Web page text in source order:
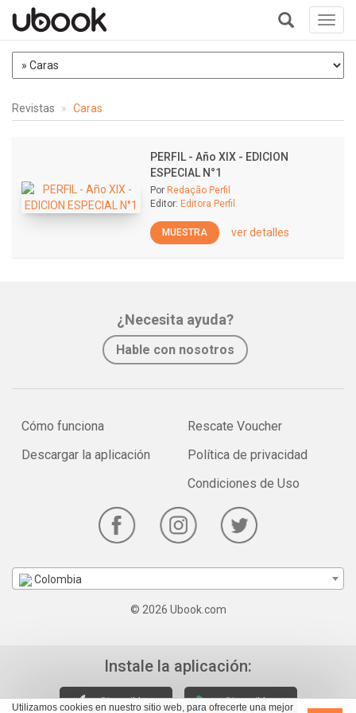
Utilizamos cookies en nuestro sitio web, para ofrecerte una mejor
+
Revistas Caras
PERFIL - Año XIX - EDICION
ESPECIAL N°1
Por Redação Perfil
Editor: Editora Perfil
MUESTRA ver detalles
¿Necesita ayuda?
Hable con nosotros
Cómo funciona
Descargar la aplicación
Rescate Voucher
Política de privacidad
Condiciones de Uso
Colombia
© 2026 Ubook.com
Instale la aplicación: